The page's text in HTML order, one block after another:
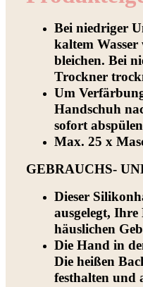
Bei niedriger
kaltem Wasser
bleichen. Bei
Trockner
Um
Handschuh
sofort
Max. 25 x
GEBRAUCHS-
Dieser
ausgelegt,
häuslichen
Die Hand in
Die heißen
festhalten und